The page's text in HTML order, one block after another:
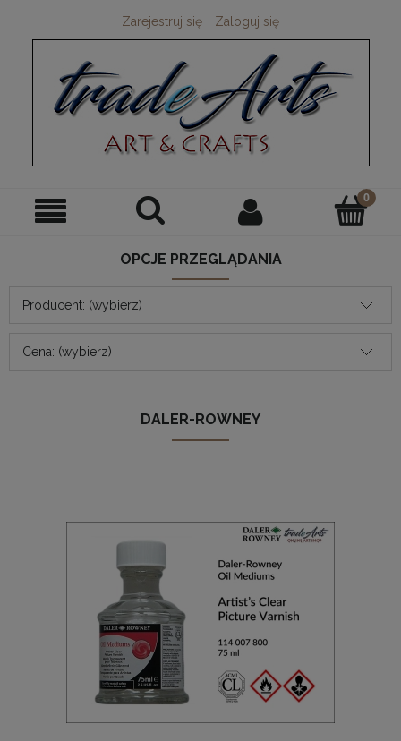
Zarejestruj się Zaloguj się
OPCJE PRZEGLĄDANIA
Producent: (wybierz)
Cena: (wybierz)
DALER-ROWNEY